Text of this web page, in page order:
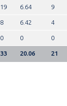
19 6.64 9
8 6.42 4
0 0 0
33 20.06 21